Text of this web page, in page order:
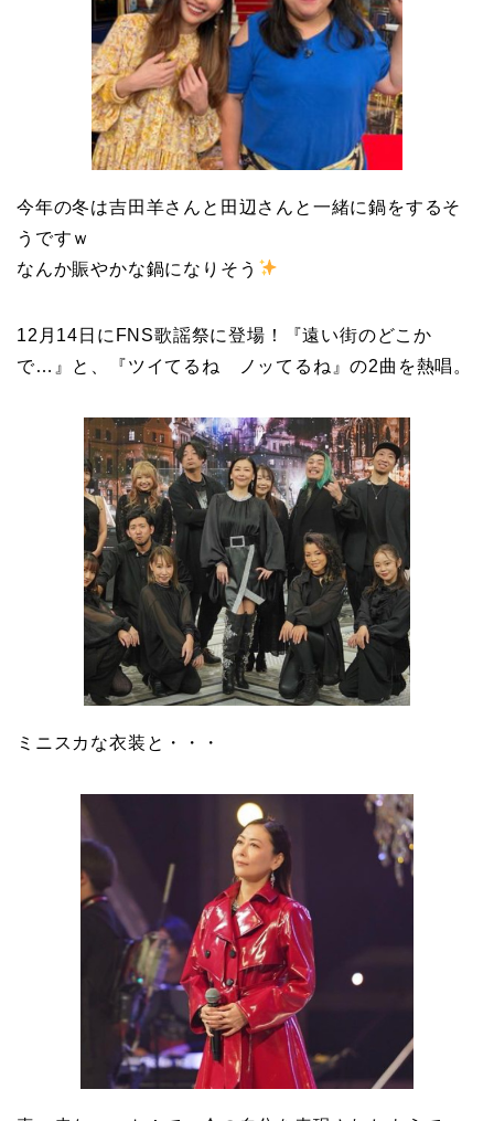
今年の冬は吉田羊さんと田辺さんと一緒に鍋をするそ
うですｗ
なんか賑やかな鍋になりそう
12月14日にFNS歌謡祭に登場！『遠い街のどこか
で…』と、『ツイてるね ノッてるね』の2曲を熱唱。
ミニスカな衣装と・・・